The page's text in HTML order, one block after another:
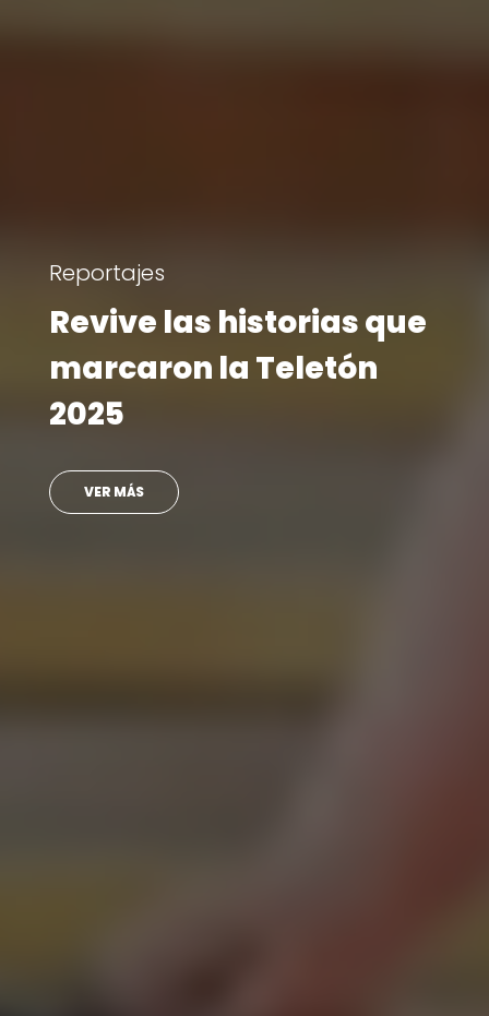
Visita Teletón
Ministro se reencontró
con doctora que lo
atendió en su infancia
VER MÁS